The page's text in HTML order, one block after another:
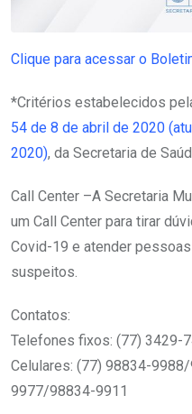
Clique para acessar o
*Critérios estabelecidos
54 de 8 de abril de 2020
2020), da Secretaria de
Call Center –A Secretaria
um Call Center para tirar
Covid-19 e atender
suspeitos.
Contatos:
Telefones fixos: (77)
Celulares: (77) 98834-
9977/98834-9911